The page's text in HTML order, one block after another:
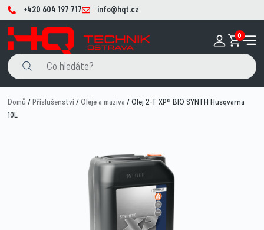
+420 604 197 717 info@hqt.cz
0
Domů /Příslušenství/Oleje a maziva / Olej 2-T XP® BIO SYNTH Husqvarna
10L